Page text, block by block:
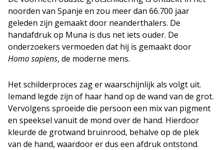
noorden van Spanje en zou meer dan 66.700 jaar
geleden zijn gemaakt door neanderthalers. De
handafdruk op Muna is dus net iets ouder. De
onderzoekers vermoeden dat hij is gemaakt door
Homo sapiens, de moderne mens.
Het schilderproces zag er waarschijnlijk als volgt uit.
Iemand legde zijn of haar hand op de wand van de grot.
Vervolgens sproeide die persoon een mix van pigment
en speeksel vanuit de mond over de hand. Hierdoor
kleurde de grotwand bruinrood, behalve op de plek
van de hand, waardoor er dus een afdruk ontstond.